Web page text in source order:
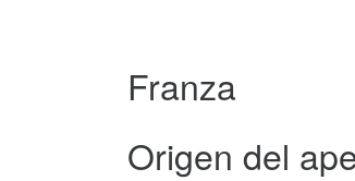
Franza
Origen del